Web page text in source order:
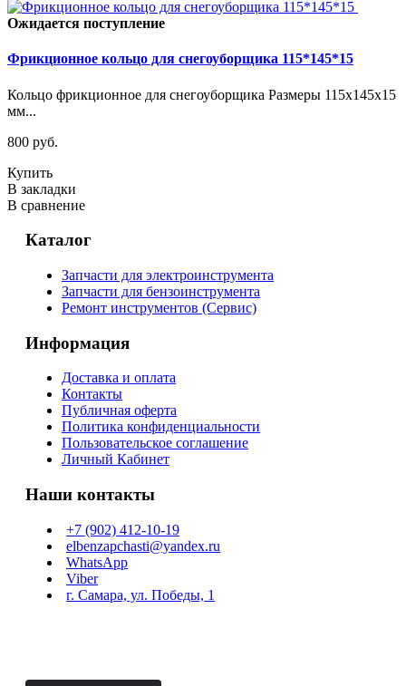
Ожидается поступление
Фрикционное кольцо для снегоуборщика 115*145*15
Кольцо фрикционное для снегоуборщика Размеры 115х145х15
мм...
800 руб.
Купить
В закладки
В сравнение
Каталог
Запчасти для электроинструмента
Запчасти для бензоинструмента
Ремонт инструментов (Сервис)
Информация
Доставка и оплата
Контакты
Публичная оферта
Политика конфиденциальности
Пользовательское соглашение
Личный Кабинет
Наши контакты
+7 (902) 412-10-19
elbenzapchasti@yandex.ru
WhatsApp
Viber
г. Самара, ул. Победы, 1